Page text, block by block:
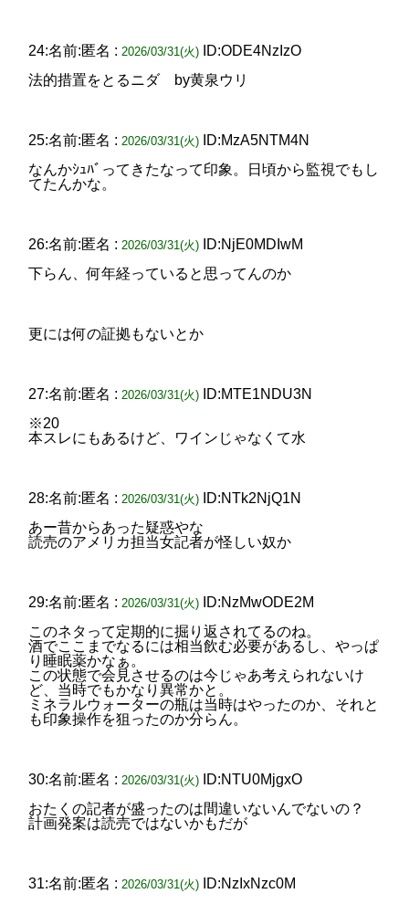
24:名前:匿名 : 2026/03/31(火)
ID:ODE4NzIzO
法的措置をとるニダ by黄泉ウリ
25:名前:匿名 : 2026/03/31(火)
ID:MzA5NTM4N
なんかｼｭﾊﾞってきたなって印象。日頃から監視でもし
てたんかな。
26:名前:匿名 : 2026/03/31(火)
ID:NjE0MDIwM
下らん、何年経っていると思ってんのか
更には何の証拠もないとか
27:名前:匿名 : 2026/03/31(火)
ID:MTE1NDU3N
※20
本スレにもあるけど、ワインじゃなくて水
28:名前:匿名 : 2026/03/31(火)
ID:NTk2NjQ1N
あー昔からあった疑惑やな
読売のアメリカ担当女記者が怪しい奴か
29:名前:匿名 : 2026/03/31(火)
ID:NzMwODE2M
このネタって定期的に掘り返されてるのね。
酒でここまでなるには相当飲む必要があるし、やっぱ
り睡眠薬かなぁ。
この状態で会見させるのは今じゃあ考えられないけ
ど、当時でもかなり異常かと。
ミネラルウォーターの瓶は当時はやったのか、それと
も印象操作を狙ったのか分らん。
30:名前:匿名 : 2026/03/31(火)
ID:NTU0MjgxO
おたくの記者が盛ったのは間違いないんでないの？
計画発案は読売ではないかもだが
31:名前:匿名 : 2026/03/31(火)
ID:NzIxNzc0M